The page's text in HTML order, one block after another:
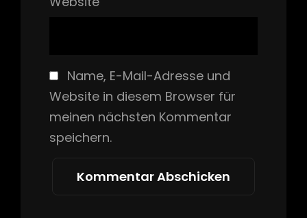
Name, E-Mail-Adresse und
Website in diesem Browser für
meinen nächsten Kommentar
speichern.